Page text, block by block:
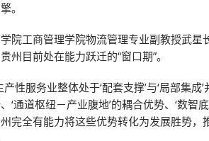
。
院工商管理学院物流管理专业副教授武
州目前处在能力跃迁的“窗口期”。
产性服务业整体处于‘配套支撑’与‘局部集成
‘通道枢纽－产业腹地’的耦合优势、‘数智
完全有能力将这些优势转化为发展胜势，